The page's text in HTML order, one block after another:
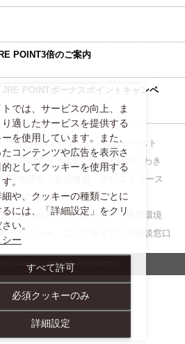
POINT3倍のご案内
POINTボーナスポイントキャンペ
ホテルメトロポリタン仙台イースト
ホテルメッツ福島
ホテルB4Tいわき
JR東日本
プレスリリース
PAL採用情報
ソーシャルメディアポリシー
推奨環境
ーポリシー コンプライアンス相談窓口
S-PAL ALL RIGHTS RESERVED.
では、サービスの向上、ま
適したサービスを提供する
を使用しています。また、
コンテンツや広告を表示さ
としてクッキーを使用する
。
や、クッキーの種類ごとに
には、「詳細設定」をクリ
い。
ー
すべて許可
必須クッキーのみ
詳細設定